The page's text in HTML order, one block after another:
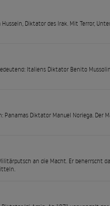
Diktator des Irak. Mit Terror,
Italiens Diktator Benito
Panamas Diktator Manuel Noriega. Der
an die Macht. Er beherrscht